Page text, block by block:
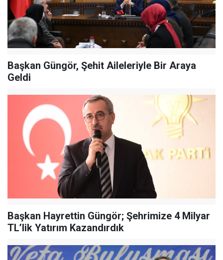
Başkan Güngör, Şehit Aileleriyle Bir Araya
Geldi
Başkan Hayrettin Güngör; Şehrimize 4 Milyar
TL’lik Yatırım Kazandırdık